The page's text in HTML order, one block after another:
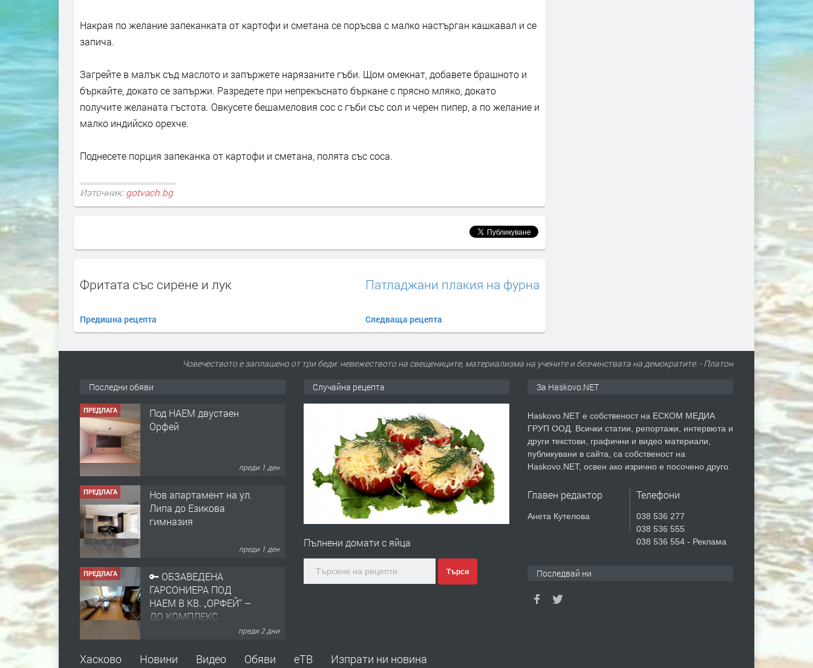
Накрая по желание запеканката от картофи и сметана се поръсва с малко настърган кашкавал и се
запича.
Загрейте в малък съд маслото и запържете нарязаните гъби. Щом омекнат, добавете брашното и
бъркайте, докато се запържи. Разредете при непрекъснато бъркане с прясно мляко, докато
получите желаната гъстота. Овкусете бешамеловия сос с гъби със сол и черен пипер, а по желание и
малко индийско орехче.
Поднесете порция запеканка от картофи и сметана, полята със соса.
Източник: gotvach.bg
Фритата със сирене и лук
Предишна рецепта
Патладжани плакия на фурна
Следваща рецепта
Човечеството е заплашено от три беди: невежеството на свещениците, материализма на учените и безчинствата на демократите. - Платон
Последни обяви
ПРЕДЛАГА
Под НАЕМ двустаен
Орфей
преди 1 ден
ПРЕДЛАГА
Нов апартамент на ул.
Липа до Езикова
гимназия
преди 1 ден
ПРЕДЛАГА
🔑 ОБЗАВЕДЕНА
ГАРСОНИЕРА ПОД
НАЕМ В КВ. „ОРФЕЙ“ –
ДО КОМПЛЕКС
преди 2 дни
ПРЕДЛАГА
НАПЪЛНО ОБЗАВЕДЕН
Случайна рецепта
Пълнени домати с яйца
Търси
За Haskovo.NET
Haskovo.NET е собственост на ЕСКОМ МЕДИА
ГРУП ООД. Всички статии, репортажи, интервюта и
други текстови, графични и видео материали,
публикувани в сайта, са собственост на
Haskovo.NET, освен ако изрично е посочено друго.
Главен редактор
Анета Кутелова
Телефони
038 536 277
038 536 555
038 536 554 - Реклама
Последвай ни
Хасково Новини Видео Обяви еТВ Изпрати ни новина